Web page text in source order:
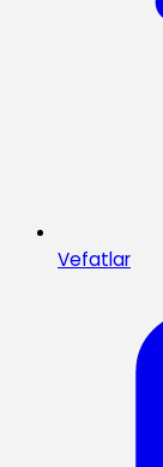
Vefatlar